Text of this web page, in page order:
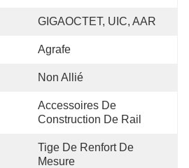
GIGAOCTET, UIC, AAR
Agrafe
Non Allié
Accessoires De
Construction De Rail
Tige De Renfort De
Mesure